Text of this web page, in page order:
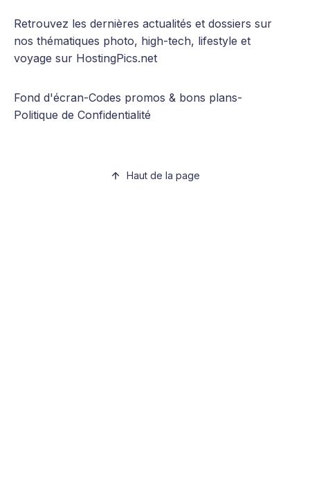
Retrouvez les dernières actualités et dossiers sur
nos thématiques photo, high-tech, lifestyle et
voyage sur HostingPics.net
Fond d'écran-Codes promos & bons plans-
Politique de Confidentialité
Haut de la page